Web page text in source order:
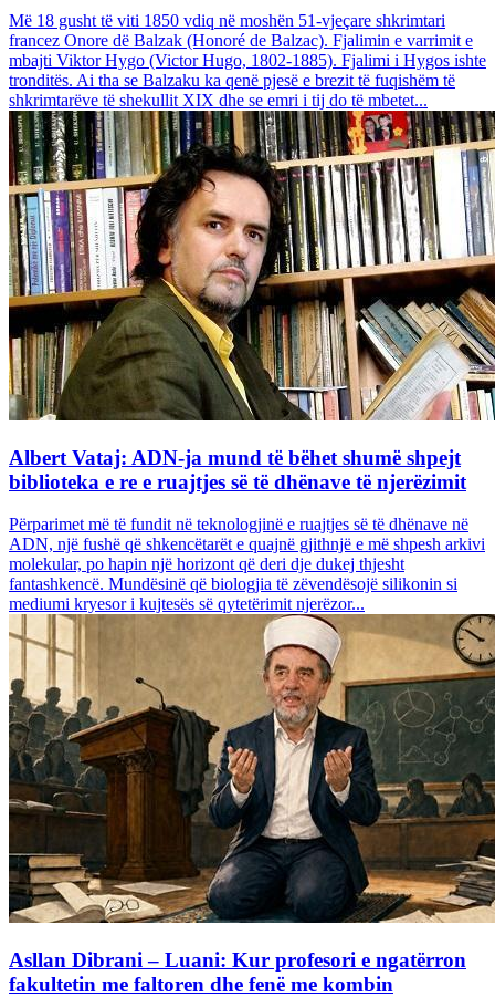
Më 18 gusht të viti 1850 vdiq në moshën 51-vjeçare shkrimtari
francez Onore dë Balzak (Honoré de Balzac). Fjalimin e varrimit e
mbajti Viktor Hygo (Victor Hugo, 1802-1885). Fjalimi i Hygos ishte
tronditës. Ai tha se Balzaku ka qenë pjesë e brezit të fuqishëm të
shkrimtarëve të shekullit XIX dhe se emri i tij do të mbetet...
Albert Vataj: ADN-ja mund të bëhet shumë shpejt
biblioteka e re e ruajtjes së të dhënave të njerëzimit
Përparimet më të fundit në teknologjinë e ruajtjes së të dhënave në
ADN, një fushë që shkencëtarët e quajnë gjithnjë e më shpesh arkivi
molekular, po hapin një horizont që deri dje dukej thjesht
fantashkencë. Mundësinë që biologjia të zëvendësojë silikonin si
mediumi kryesor i kujtesës së qytetërimit njerëzor...
Asllan Dibrani – Luani: Kur profesori e ngatërron
fakultetin me faltoren dhe fenë me kombin